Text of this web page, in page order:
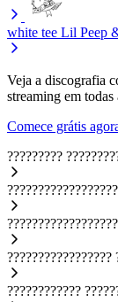
white tee Lil Peep
Veja a discografia
streaming em todas
Comece grátis
?????????
??????????????????
?????????????????
????????????